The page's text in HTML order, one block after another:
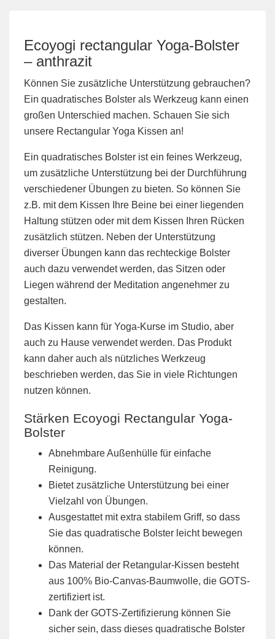
Ecoyogi rectangular Yoga-Bolster
– anthrazit
Können Sie zusätzliche Unterstützung gebrauchen?
Ein quadratisches Bolster als Werkzeug kann einen
großen Unterschied machen. Schauen Sie sich
unsere Rectangular Yoga Kissen an!
Ein quadratisches Bolster ist ein feines Werkzeug,
um zusätzliche Unterstützung bei der Durchführung
verschiedener Übungen zu bieten. So können Sie
z.B. mit dem Kissen Ihre Beine bei einer liegenden
Haltung stützen oder mit dem Kissen Ihren Rücken
zusätzlich stützen. Neben der Unterstützung
diverser Übungen kann das rechteckige Bolster
auch dazu verwendet werden, das Sitzen oder
Liegen während der Meditation angenehmer zu
gestalten.
Das Kissen kann für Yoga-Kurse im Studio, aber
auch zu Hause verwendet werden. Das Produkt
kann daher auch als nützliches Werkzeug
beschrieben werden, das Sie in viele Richtungen
nutzen können.
Stärken Ecoyogi Rectangular Yoga-
Bolster
Abnehmbare Außenhülle für einfache
Reinigung.
Bietet zusätzliche Unterstützung bei einer
Vielzahl von Übungen.
Ausgestattet mit extra stabilem Griff, so dass
Sie das quadratische Bolster leicht bewegen
können.
Das Material der Retangular-Kissen besteht
aus 100% Bio-Canvas-Baumwolle, die GOTS-
zertifiziert ist.
Dank der GOTS-Zertifizierung können Sie
sicher sein, dass dieses quadratische Bolster